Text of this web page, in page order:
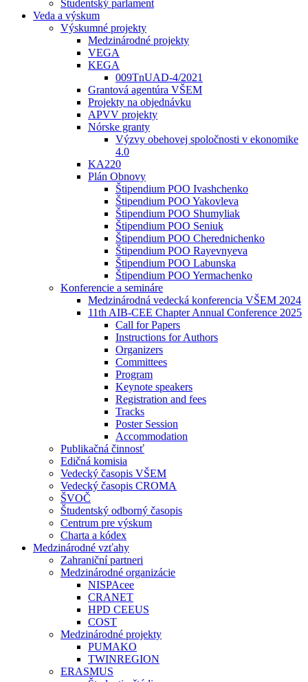
Študentský parlament
Veda a výskum
Výskumné projekty
Medzinárodné projekty
VEGA
KEGA
009TnUAD-4/2021
Grantová agentúra VŠEM
Projekty na objednávku
APVV projekty
Nórske granty
Výzvy obehovej spoločnosti v ekonomike
4.0
KA220
Plán Obnovy
Štipendium POO Ivashchenko
Štipendium POO Yakovleva
Štipendium POO Shumyliak
Štipendium POO Seniuk
Štipendium POO Cherednichenko
Štipendium POO Rayevnyeva
Štipendium POO Labunska
Štipendium POO Yermachenko
Konferencie a semináre
Medzinárodná vedecká konferencia VŠEM 2024
11th AIB-CEE Chapter Annual Conference 2025
Call for Papers
Instructions for Authors
Organizers
Committees
Program
Keynote speakers
Registration and fees
Tracks
Poster Session
Accommodation
Publikačná činnosť
Edičná komisia
Vedecký časopis VŠEM
Vedecký časopis CROMA
ŠVOČ
Študentský odborný časopis
Centrum pre výskum
Charta a kódex
Medzinárodné vzťahy
Zahraniční partneri
Medzinárodné organizácie
NISPAcee
CRANET
HPD CEEUS
COST
Medzinárodné projekty
PUMAKO
TWINREGION
ERASMUS